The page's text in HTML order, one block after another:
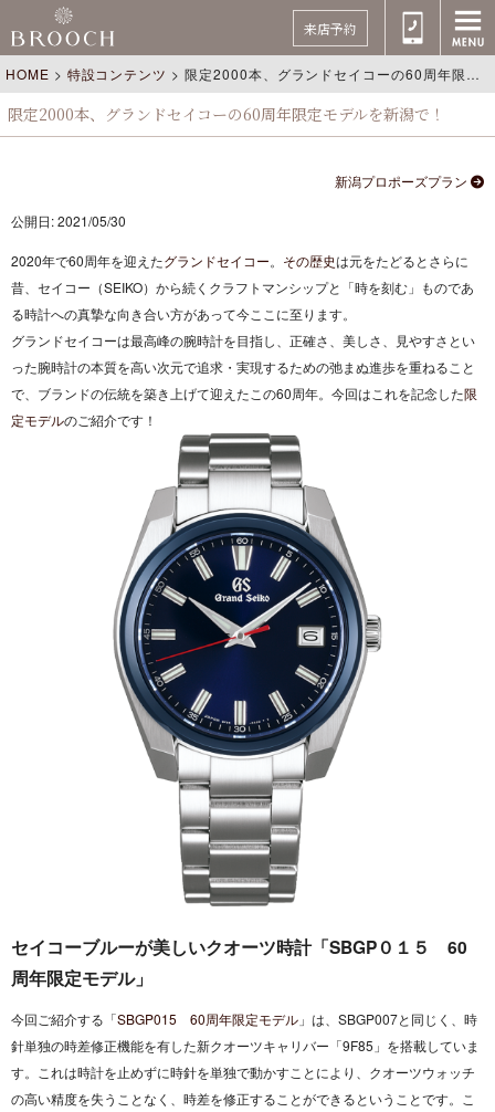
来店予約
HOME > 特設コンテンツ >限定2000本、グランドセイコーの60周年限定モデルを新潟で！
限定2000本、グランドセイコーの60周年限定モデルを新潟で！
新潟プロポーズプラン
公開日: 2021/05/30
2020年で60周年を迎えたグランドセイコー。 その歴史は元をたどるとさらに
昔、セイコー（SEIKO）から続くクラフトマンシップと「時を刻む」ものであ
る時計への真摯な向き合い方があって今ここに至ります。
グランドセイコーは最高峰の腕時計を目指し、正確さ、美しさ、見やすさとい
った腕時計の本質を高い次元で追求・実現するための弛まぬ進歩を重ねること
で、ブランドの伝統を築き上げて迎えたこの60周年。今回はこれを記念した限
定モデルのご紹介です！
セイコーブルーが美しいクオーツ時計「SBGP０１５ 60
周年限定モデル」
今回ご紹介する「SBGP015 60周年限定モデル 」は、SBGP007と同じく、時
針単独の時差修正機能を有した新クオーツキャリバー「9F85」を搭載していま
す。これは時計を止めずに時針を単独で動かすことにより、クオーツウォッチ
の高い精度を失うことなく、時差を修正することができるということです。こ